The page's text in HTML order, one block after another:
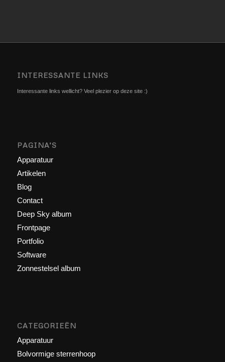
INTERESSANTE LINKS
Interessante links wellicht? Veel plezier op deze site :)
PAGINA’S
Apparatuur
Artikelen
Blog
Contact
Deep Sky album
Frontpage
Portfolio
Software
Zonnestelsel album
CATEGORIEËN
Apparatuur
Bolvormige sterrenhoop